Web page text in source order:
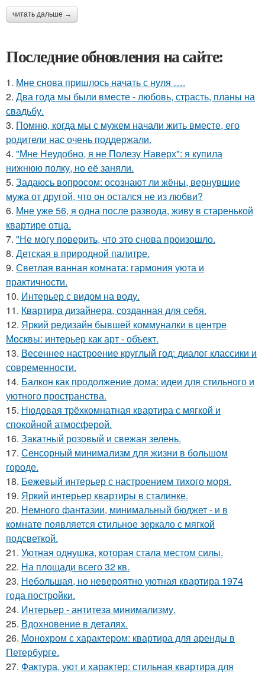
читать дальше →
Последние обновления на сайте:
1. Мне снова пришлось начать с нуля ….
2. Два года мы были вместе - любовь, страсть, планы на
свадьбу.
3. Помню, когда мы с мужем начали жить вместе, его
родители нас очень поддержали.
4. "Мне Неудобно, я не Полезу Наверх": я купила
нижнюю полку, но её заняли.
5. Задаюсь вопросом: осознают ли жёны, вернувшие
мужа от другой, что он остался не из любви?
6. Мне уже 56, я одна после развода, живу в старенькой
квартире отца.
7. "Не могу поверить, что это снова произошло.
8. Детская в природной палитре.
9. Светлая ванная комната: гармония уюта и
практичности.
10. Интерьер с видом на воду.
11. Квартира дизайнера, созданная для себя.
12. Яркий редизайн бывшей коммуналки в центре
Москвы: интерьер как арт - объект.
13. Весеннее настроение круглый год: диалог классики и
современности.
14. Балкон как продолжение дома: идеи для стильного и
уютного пространства.
15. Нюдовая трёхкомнатная квартира с мягкой и
спокойной атмосферой.
16. Закатный розовый и свежая зелень.
17. Сенсорный минимализм для жизни в большом
городе.
18. Бежевый интерьер с настроением тихого моря.
19. Яркий интерьер квартиры в сталинке.
20. Немного фантазии, минимальный бюджет - и в
комнате появляется стильное зеркало с мягкой
подсветкой.
21. Уютная однушка, которая стала местом силы.
22. На площади всего 32 кв.
23. Небольшая, но невероятно уютная квартира 1974
года постройки.
24. Интерьер - антитеза минимализму.
25. Вдохновение в деталях.
26. Монохром с характером: квартира для аренды в
Петербурге.
27. Фактура, уют и характер: стильная квартира для